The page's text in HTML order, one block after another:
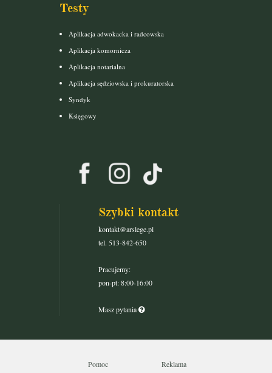
Testy
Aplikacja adwokacka i radcowska
Aplikacja komornicza
Aplikacja notarialna
Aplikacja sędziowska i prokuratorska
Syndyk
Księgowy
Szybki kontakt
kontakt@arslege.pl
tel. 513-842-650
Pracujemy:
pon-pt: 8:00-16:00
Masz pytania
Pomoc Reklama